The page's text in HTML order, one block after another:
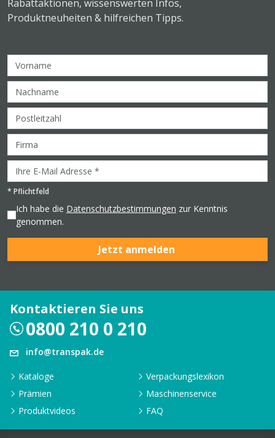
Rabattaktionen, wissenswerten Infos,
Produktneuheiten & hilfreichen Tipps.
* Pflichtfeld
Ich habe die Datenschutzbestimmungen zur Kenntnis
genommen.
Jetzt anmelden
Kontaktieren Sie uns
0800 210 0 210
info@transpak.de
Kataloge
Verpackungslexikon
Prämien
Maschinenservice
Produktvideos
FAQ